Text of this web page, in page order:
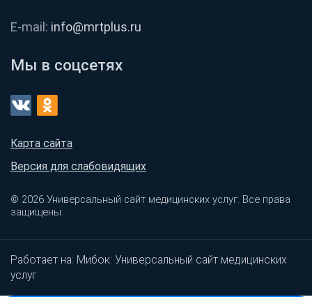
E-mail: info@mrtplus.ru
Мы в соцсетях
Карта сайта
Версия для слабовидящих
© 2026 Универсальный сайт медицинских услуг. Все права
защищены.
Работает на: Мибок: Универсальный сайт медицинских
услуг